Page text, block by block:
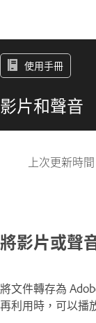
使用手冊
影片和聲音
上次更新時間
將影片或聲
將文件轉存為
再利用時，可以播